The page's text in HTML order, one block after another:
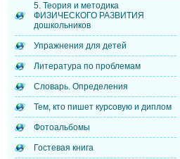
5. Теория и методика
ФИЗИЧЕСКОГО РАЗВИТИЯ
дошкольников
Упражнения для детей
Литература по проблемам
Словарь. Определения
Тем, кто пишет курсовую и диплом
Фотоальбомы
Гостевая книга